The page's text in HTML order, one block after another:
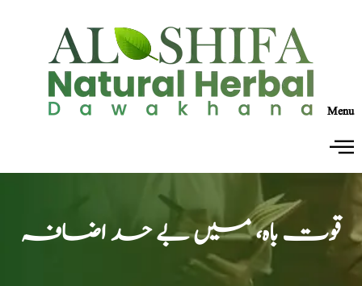
Menu
قوت باہ، میں بے حد اضافہ